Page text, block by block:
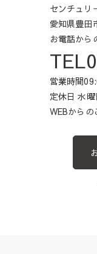
センチュリ
愛知県豊田
お電話から
営業時間
定休日 水曜
WEBから